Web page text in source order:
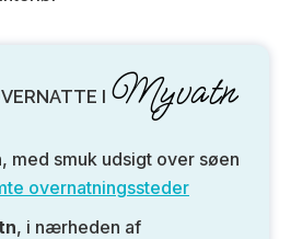
I Myvatn
, med smuk udsigt over søen
overnatningssteder
, i nærheden af